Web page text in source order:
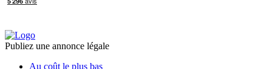
Publiez une annonce légale
Au coût le plus bas